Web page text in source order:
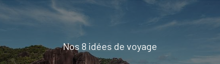
Nos 8 idées de voyage